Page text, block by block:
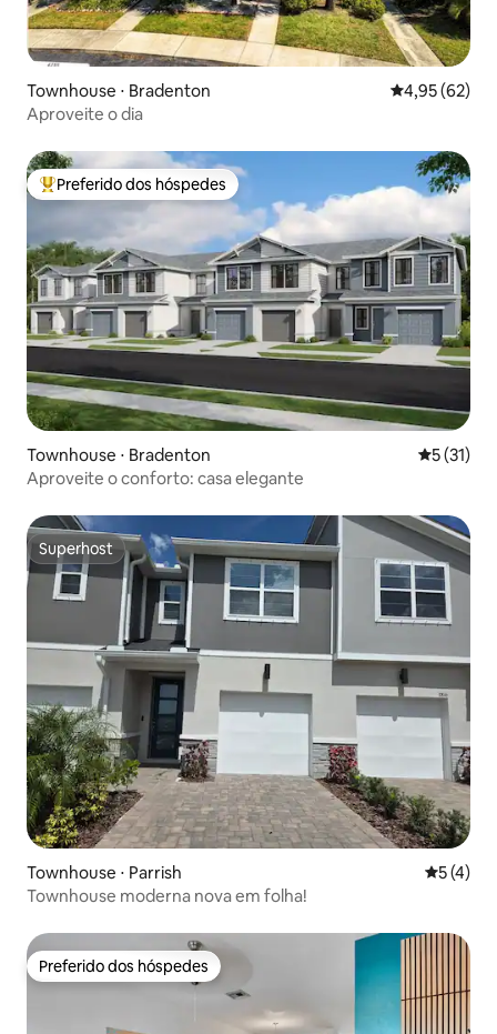
Townhouse ⋅ Bradenton 4,95 de uma
4,95 (62)
Aproveite o dia
Entre os melhores preferidos dos hóspedes
Preferido dos hóspedes
Townhouse ⋅ Bradenton 5 de uma
5 (31)
Aproveite o conforto: casa elegante
Superhost
Superhost
Townhouse ⋅ Parrish 5 de
5 (4)
Townhouse moderna nova em folha!
Preferido dos hóspedes
Preferido dos hóspedes